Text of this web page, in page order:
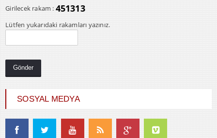
Girilecek rakam : 451313
Lütfen yukarıdaki rakamları yazınız.
SOSYAL MEDYA